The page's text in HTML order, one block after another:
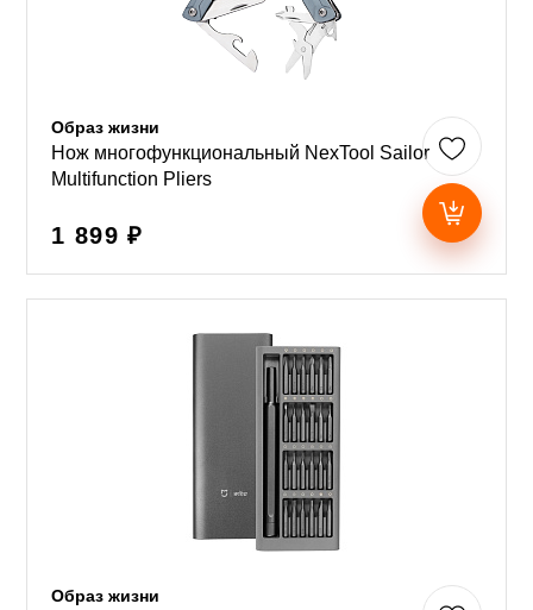
Образ жизни
Нож многофункциональный NexTool Sailor
Multifunction Pliers
1 899 ₽
Образ жизни